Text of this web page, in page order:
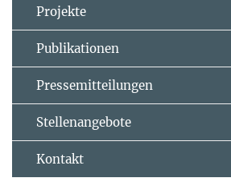
Projekte
Publikationen
Pressemitteilungen
Stellenangebote
Kontakt